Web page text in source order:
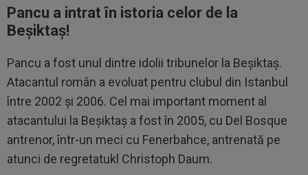
Pancu a intrat în istoria celor de la
Beșiktaș!
Pancu a fost unul dintre idolii tribunelor la Beșiktaș.
Atacantul român a evoluat pentru clubul din Istanbul
între 2002 și 2006. Cel mai important moment al
atacantului la Beșiktaș a fost în 2005, cu Del Bosque
antrenor, într-un meci cu Fenerbahce, antrenată pe
atunci de regretatukl Christoph Daum.